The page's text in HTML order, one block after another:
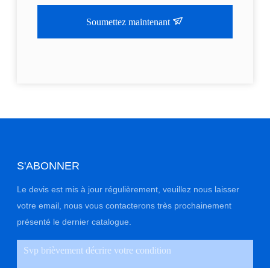
Soumettez maintenant
S'ABONNER
Le devis est mis à jour régulièrement, veuillez nous laisser
votre email, nous vous contacterons très prochainement
présenté le dernier catalogue.